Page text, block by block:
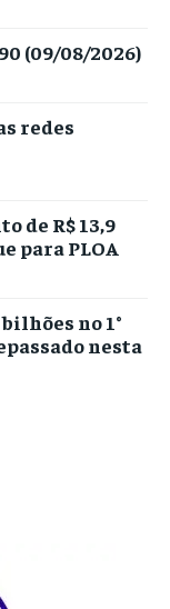
(09/08/2026)
redes
de R$ 13,9
para PLOA
no 1°
nesta